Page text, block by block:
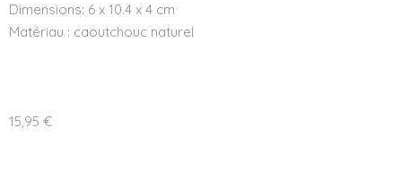
Dimensions: 6 x 10.4 x 4 cm
Matériau : caoutchouc naturel
15,95 €